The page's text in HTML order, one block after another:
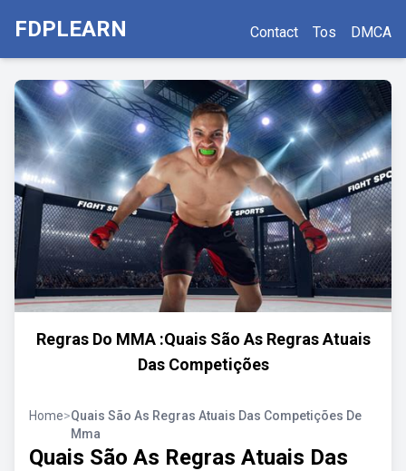
FDPLEARN Contact Tos DMCA
Regras Do MMA :Quais São As Regras Atuais
Das Competições
Home>Quais São As Regras Atuais Das Competições De
Mma
Quais São As Regras Atuais Das